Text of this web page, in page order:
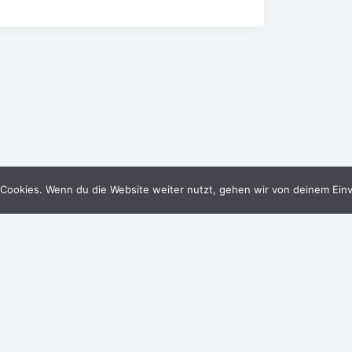
Wenn du die Website weiter nutzt, gehen wir von deinem